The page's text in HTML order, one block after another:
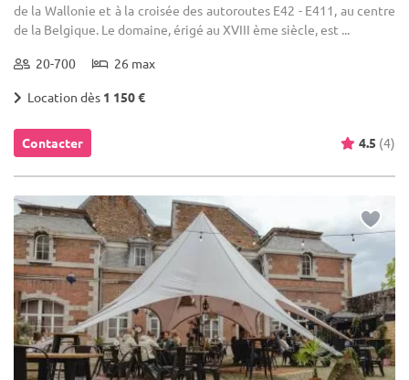
de la Wallonie et à la croisée des autoroutes E42 - E411, au centre
de la Belgique. Le domaine, érigé au XVIII ème siècle, est ...
20-700 26 max
Location dès 1 150 €
Contacter 4.5 (4)